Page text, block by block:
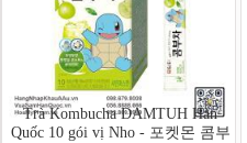
Trà Kombucha DAMTUH Hàn
Quốc 10 gói vị Nho - 포켓몬 콤부